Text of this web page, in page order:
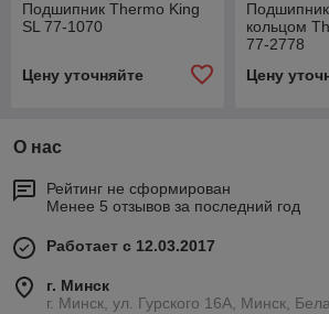
Подшипник Thermo King
SL 77-1070
Цену уточняйте
кольцом
77-2778
Цену
О нас
Рейтинг не сформирован
Менее 5 отзывов за последний год
Работает с 12.03.2017
г. Минск
г. Минск, ул. Гурского 16А, Минск,